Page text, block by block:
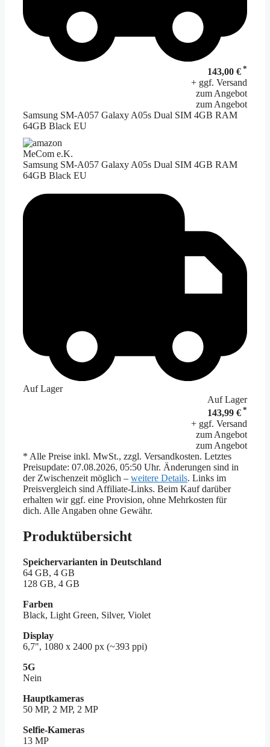
143,00 € *
+ ggf. Versand
zum Angebot
zum Angebot
Samsung SM-A057 Galaxy A05s Dual SIM 4GB RAM
64GB Black EU
MeCom e.K.
Samsung SM-A057 Galaxy A05s Dual SIM 4GB RAM
64GB Black EU
Auf Lager
Auf Lager
143,99 € *
+ ggf. Versand
zum Angebot
zum Angebot
* Alle Preise inkl. MwSt., zzgl. Versandkosten. Letztes
Preisupdate: 07.08.2026, 05:50 Uhr. Änderungen sind in
der Zwischenzeit möglich – weitere Details. Links im
Preisvergleich sind Affiliate-Links. Beim Kauf darüber
erhalten wir ggf. eine Provision, ohne Mehrkosten für
dich. Alle Angaben ohne Gewähr.
Produktübersicht
Speichervarianten in Deutschland
64 GB, 4 GB
128 GB, 4 GB
Farben
Black, Light Green, Silver, Violet
Display
6,7", 1080 x 2400 px (~393 ppi)
5G
Nein
Hauptkameras
50 MP, 2 MP, 2 MP
Selfie-Kameras
13 MP